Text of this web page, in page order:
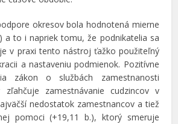
okresov bola hodnotená mierne
a to i napriek tomu, že podnikatelia sa
v praxi tento nástroj ťažko použiteľný
a nastaveniu podmienok. Pozitívne
zákon o službách zamestnanosti
zamestnávanie cudzincov v
nedostatok zamestnancov a tiež
pomoci (+19,11 b.), ktorý smeruje